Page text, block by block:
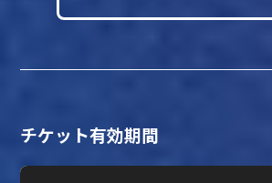
チケット有効期間